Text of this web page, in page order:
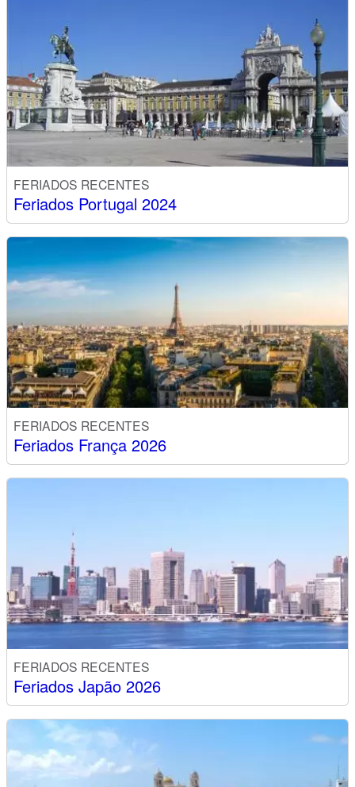
FERIADOS RECENTES
Feriados Portugal 2024
FERIADOS RECENTES
Feriados França 2026
FERIADOS RECENTES
Feriados Japão 2026